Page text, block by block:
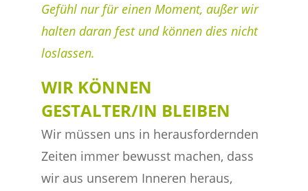
Gefühl nur für einen Moment, außer wir
halten daran fest und können dies nicht
loslassen.
WIR KÖNNEN
GESTALTER/IN BLEIBEN
Wir müssen uns in herausfordernden
Zeiten immer bewusst machen, dass
wir aus unserem Inneren heraus,